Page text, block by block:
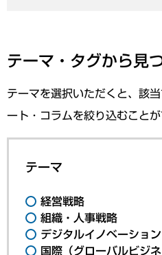
テーマ・タグから見
テーマを選択いただくと、該
ート・コラムを絞り込むことが
テーマ
経営戦略
組織・人事戦略
デジタルイノベーション
国際（グローバルビジ